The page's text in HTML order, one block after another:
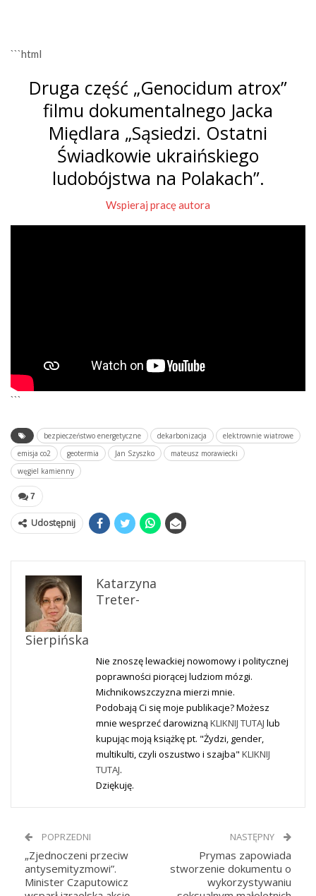
```html
Druga część „Genocidum atrox”
filmu dokumentalnego Jacka
Międlara „Sąsiedzi. Ostatni
Świadkowie ukraińskiego
ludobójstwa na Polakach”.
Wspieraj pracę autora
```
bezpieczeństwo energetyczne dekarbonizacja
elektrownie wiatrowe
emisja co2
geotermia Jan Szyszko
mateusz morawiecki
węgiel kamienny
7
Udostępnij
Katarzyna
Treter-
Sierpińska
Nie znoszę lewackiej nowomowy i politycznej
poprawności piorącej ludziom mózgi.
Michnikowszczyzna mierzi mnie.
Podobają Ci się moje publikacje? Możesz
mnie wesprzeć darowiznąKLIKNIJ TUTAJ lub
kupując moją książkę pt. "Żydzi, gender,
multikulti, czyli oszustwo i szajba" KLIKNIJ
TUTAJ.
Dziękuję.
POPRZEDNI
„Zjednoczeni przeciw
antysemityzmowi”.
Minister Czaputowicz
NASTĘPNY
Prymas zapowiada
stworzenie dokumentu o
wykorzystywaniu